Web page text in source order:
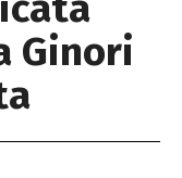
Ginori